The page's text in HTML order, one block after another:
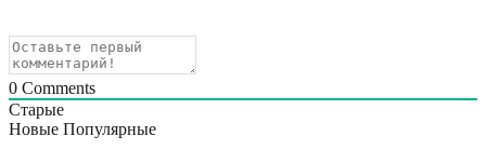
0 Comments
Старые
Новые Популярные